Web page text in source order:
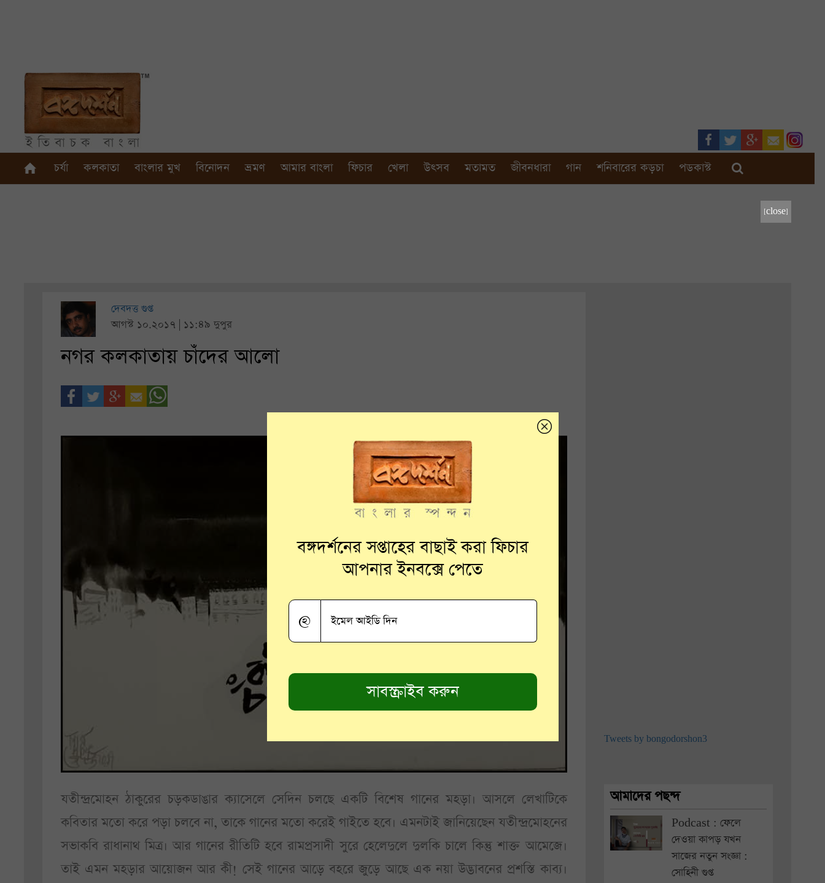
চর্যা কলকাতা বাংলার মুখ বিনোদন ভ্রমণ আমার বাংলা ফিচার খেলা উৎসব মতামত জীবনধারা গান শনিবারের কড়চা পডকাস্ট
[close]
দেবদত্ত গুপ্ত
আগস্ট ১০.২০১৭ | ১১:৪৯ দুপুর
নগর কলকাতায় চাঁদের আলো
যতীন্দ্রমোহন ঠাকুরের চড়কডাঙার ক্যাসেলে সেদিন চলছে একটি বিশেষ গানের মহড়া। আসলে লেখাটিকে
কবিতার মতো করে পড়া চলবে না, তাকে গানের মতো করেই গাইতে হবে। এমনটাই জানিয়েছেন যতীন্দ্রমোহনের
সভাকবি রাধানাথ মিত্র। আর গানের রীতিটি হবে রামপ্রসাদী সুরে হেলেদুলে দুলকি চালে কিন্তু শাক্ত আমেজে।
তাই এমন মহড়ার আয়োজন আর কী! সেই গানের আড়ে বহরে জুড়ে আছে এক নয়া উদ্ভাবনের প্রশস্তি কাব্য।
Tweets by bongodorshon3
আমাদের পছন্দ
Podcast : ফেলে
দেওয়া কাপড় যখন
সাজের নতুন সংজ্ঞা :
সোহিনী গুপ্ত
বঙ্গদর্শনের সপ্তাহের বাছাই করা ফিচার
আপনার ইনবক্সে পেতে
@